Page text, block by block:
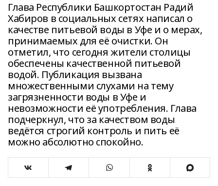
Глава Республики Башкортостан Радий
Хабиров в социальных сетях написал о
качестве питьевой воды в Уфе и о мерах,
принимаемых для её очистки. Он
отметил, что сегодня жители столицы
обеспечены качественной питьевой
водой. Публикация вызвана
множественными слухами на тему
загрязненности воды в Уфе и
невозможности её употребления. Глава
подчеркнул, что за качеством воды
ведётся строгий контроль и пить её
можно абсолютно спокойно.